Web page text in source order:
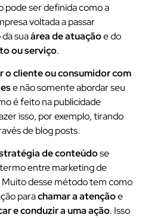
pode ser definida como a
voltada a passar
da suaárea de atuaçãoe do
ou serviço.
o cliente ou consumidor com
e não somente abordar seu
é feito na publicidade
isso, por exemplo, tirando
de blog posts.
de conteúdose
entre marketing de
desse método tem como
parachamar a atençãoe
e conduzir a uma ação. Isso